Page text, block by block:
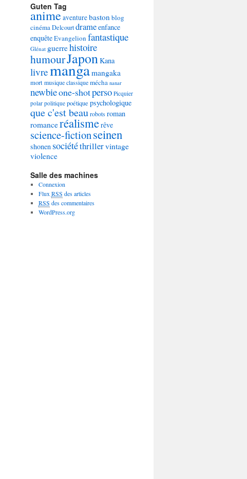
Guten Tag
animeaventurebaston blog
cinémaDelcourtdrameenfance
enquêteEvangelion fantastique
Glénat guerrehistoire
humourJapon Kana
livremangamangaka
mortmusique classiquemécha nanar
newbieone-shotperso Picquier
polar politique poétique psychologique
que c'est beaurobotsroman
romanceréalismerêve
science-fictionseinen
shonen sociététhrillervintage
violence
Salle des machines
Connexion
Flux RSS des articles
RSS des commentaires
WordPress.org